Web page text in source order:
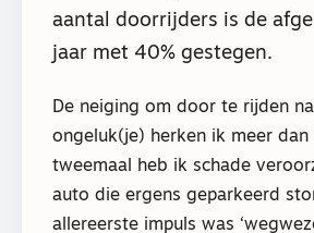
aantal doorrijders is de
jaar met 40% gestegen.
De neiging om door te rijden
ongeluk(je) herken ik meer dan
tweemaal heb ik schade
auto die ergens geparkeerd
allereerste impuls was